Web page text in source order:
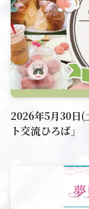
2026年5月30日
ト交流ひろば」